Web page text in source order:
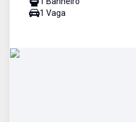
1 Vaga